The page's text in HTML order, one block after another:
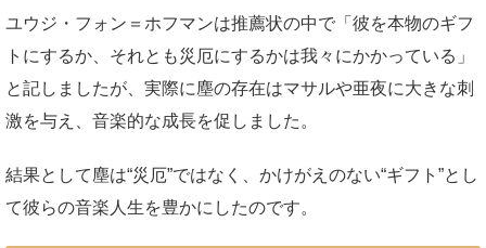
ユウジ・フォン＝ホフマンは推薦状の中で「彼を本物のギフ
トにするか、それとも災厄にするかは我々にかかっている」
と記しましたが、実際に塵の存在はマサルや亜夜に大きな刺
激を与え、音楽的な成長を促しました。
結果として塵は“災厄”ではなく、かけがえのない“ギフト”とし
て彼らの音楽人生を豊かにしたのです。